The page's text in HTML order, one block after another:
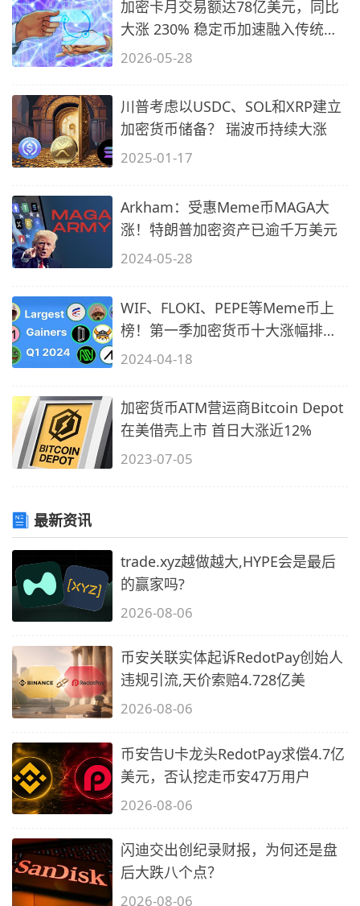
加密卡月交易额达78亿美元，同比
大涨 230% 稳定币加速融入传统支
付
2026-05-28
川普考虑以USDC、SOL和XRP建立
加密货币储备？ 瑞波币持续大涨
2025-01-17
Arkham：受惠Meme币MAGA大
涨！特朗普加密资产已逾千万美元
2024-05-28
WIF、FLOKI、PEPE等Meme币上
榜！第一季加密货币十大涨幅排
名！
2024-04-18
加密货币ATM营运商Bitcoin Depot
在美借壳上市 首日大涨近12%
2023-07-05
最新资讯
trade.xyz越做越大,HYPE会是最后
的赢家吗?
2026-08-06
币安关联实体起诉RedotPay创始人
违规引流,天价索赔4.728亿美
2026-08-06
币安告U卡龙头RedotPay求偿4.7亿
美元，否认挖走币安47万用户
2026-08-06
闪迪交出创纪录财报，为何还是盘
后大跌八个点？
2026-08-06